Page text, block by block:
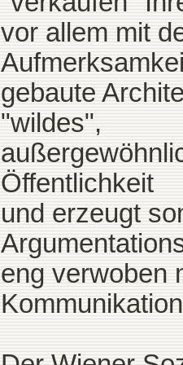
vor allem mit
gebaute
"wildes",
Öffentlichkeit
und erzeugt
eng verwoben